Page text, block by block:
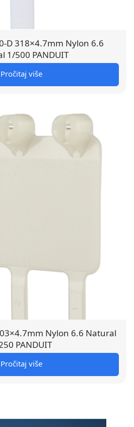
D 318×4.7mm Nylon 6.6
1/500 PANDUIT
Pročitaj više
Nylon 6.6 Natural
PANDUIT
Pročitaj više